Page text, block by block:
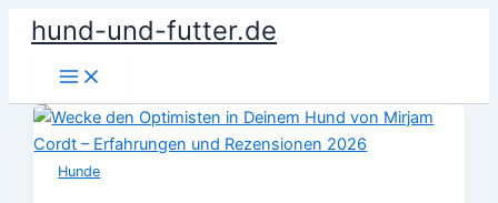
Zum
Inhalt
springen
hund-und-futter.de
Hunde